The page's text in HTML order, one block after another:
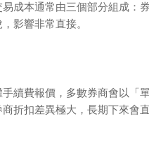
成本通常由三個部分組成：
影響非常直接。
續費報價，多數券商會以「
折扣差異極大，長期下來會